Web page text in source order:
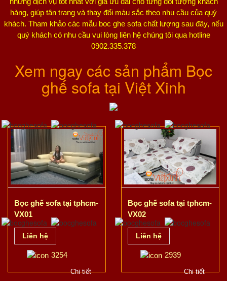
hàng, giúp tân trang và thay đổi màu sắc theo nhu cầu của quý
khách. Tham khảo các mẫu boc ghe sofa chất lượng sau đây, nếu
quý khách có nhu cầu vui lòng liên hệ chúng tôi qua hotline
0902.335.378
Xem ngay các sản phẩm Bọc
ghế sofa tại Việt Xinh
Bọc ghế sofa tại tphcm-
VX01
Liên hệ
3254
Chi tiết
Bọc ghế sofa tại tphcm-
VX02
Liên hệ
2939
Chi tiết